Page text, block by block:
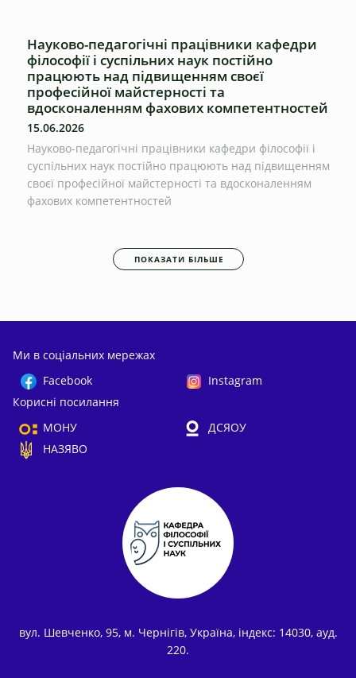
Науково-педагогічні працівники кафедри
філософії і суспільних наук постійно
працюють над підвищенням своєї
професійної майстерності та
вдосконаленням фахових компетентностей
15.06.2026
Науково-педагогічні працівники кафедри філософії і
суспільних наук постійно працюють над підвищенням
своєї професійної майстерності та вдосконаленням
фахових компетентностей
ПОКАЗАТИ БІЛЬШЕ
Ми в соціальних мережах
Facebook
Instagram
Корисні посилання
МОНУ
ДСЯОУ
НАЗЯВО
вул. Шевченко, 95, м. Чернігів, Україна, індекс: 14030, ауд.
220.